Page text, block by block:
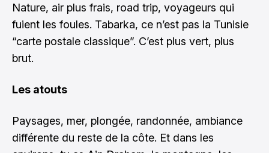
Nature, air plus frais, road trip, voyageurs qui
fuient les foules. Tabarka, ce n’est pas la Tunisie
“carte postale classique”. C’est plus vert, plus
brut.
Les atouts
Paysages, mer, plongée, randonnée, ambiance
différente du reste de la côte. Et dans les